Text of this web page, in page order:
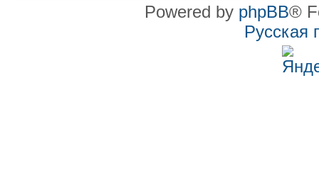
Powered by phpBB®
Русская